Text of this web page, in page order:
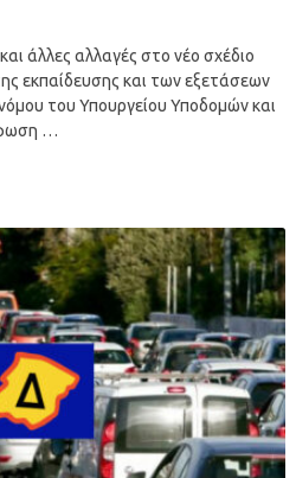
άλλες αλλαγές στο νέο σχέδιο
εκπαίδευσης και των εξετάσεων
του Υπουργείου Υποδομών και
…